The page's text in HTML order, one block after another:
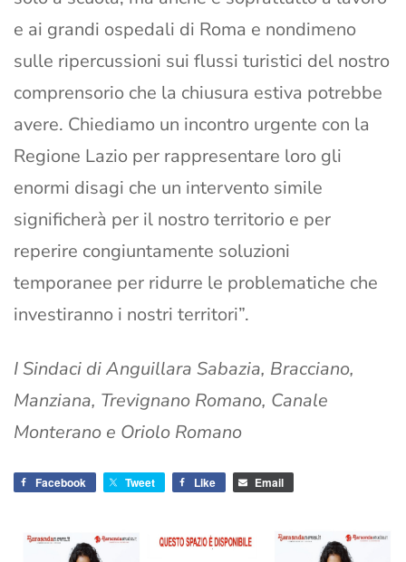
e ai grandi ospedali di Roma e nondimeno
sulle ripercussioni sui flussi turistici del nostro
comprensorio che la chiusura estiva potrebbe
avere. Chiediamo un incontro urgente con la
Regione Lazio per rappresentare loro gli
enormi disagi che un intervento simile
significherà per il nostro territorio e per
reperire congiuntamente soluzioni
temporanee per ridurre le problematiche che
investiranno i nostri territori”.
I Sindaci di Anguillara Sabazia, Bracciano,
Manziana, Trevignano Romano, Canale
Monterano e Oriolo Romano
Facebook Tweet Like Email